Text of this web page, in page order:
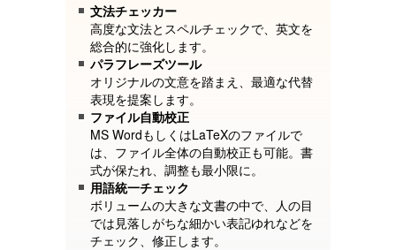
文法チェッカー
高度な文法とスペルチェックで、英文を
総合的に強化します。
パラフレーズツール
オリジナルの文意を踏まえ、最適な代替
表現を提案します。
ファイル自動校正
MS WordもしくはLaTeXのファイルで
は、ファイル全体の自動校正も可能。書
式が保たれ、調整も最小限に。
用語統一チェック
ボリュームの大きな文書の中で、人の目
では見落しがちな細かい表記ゆれなどを
チェック、修正します。